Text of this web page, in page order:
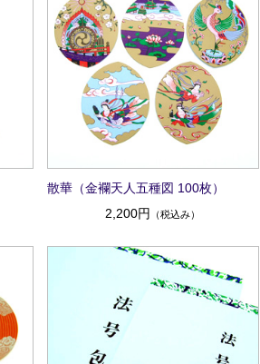
散華（金襴天人五種図 100枚）
2,200円
（税込み）